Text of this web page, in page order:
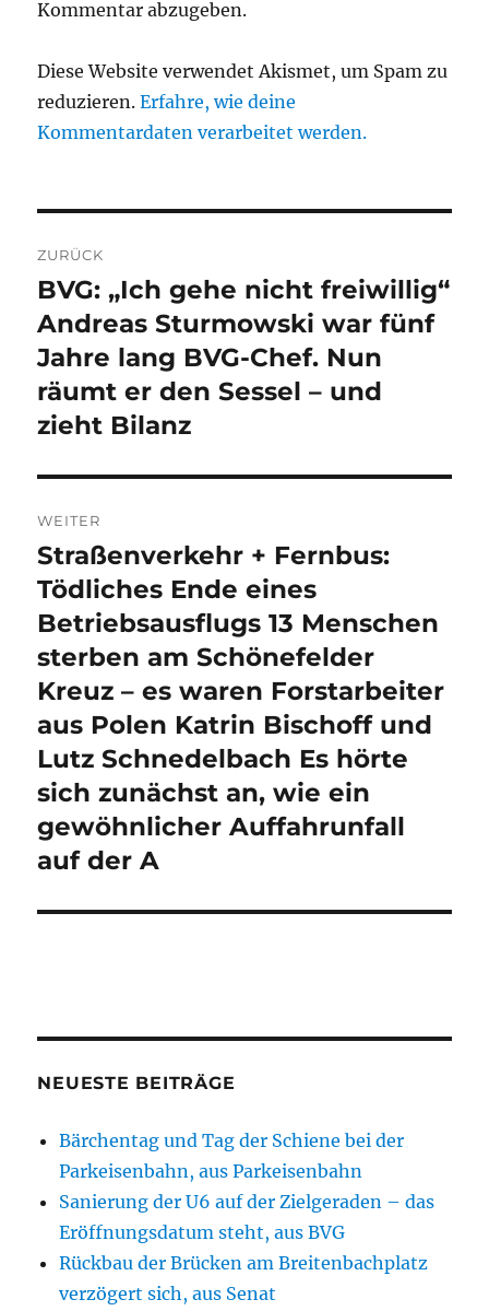
Kommentar abzugeben.
Diese Website verwendet Akismet, um Spam zu
reduzieren.Erfahre, wie deine
Kommentardaten verarbeitet werden.
ZURÜCK
Vorheriger
Beitrag:
BVG: „Ich gehe nicht freiwillig“
Andreas Sturmowski war fünf
Jahre lang BVG-Chef. Nun
räumt er den Sessel – und
zieht Bilanz
WEITER
Nächster
Beitrag:
Straßenverkehr + Fernbus:
Tödliches Ende eines
Betriebsausflugs 13 Menschen
sterben am Schönefelder
Kreuz – es waren Forstarbeiter
aus Polen Katrin Bischoff und
Lutz Schnedelbach Es hörte
sich zunächst an, wie ein
gewöhnlicher Auffahrunfall
auf der A
NEUESTE BEITRÄGE
Bärchentag und Tag der Schiene bei der
Parkeisenbahn, aus Parkeisenbahn
Sanierung der U6 auf der Zielgeraden – das
Eröffnungsdatum steht, aus BVG
Rückbau der Brücken am Breitenbachplatz
verzögert sich, aus Senat